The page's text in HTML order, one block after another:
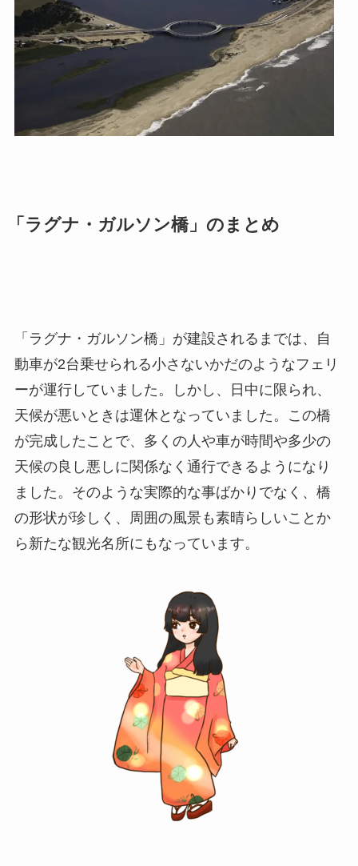
「ラグナ・ガルソン橋」のまとめ
「ラグナ・ガルソン橋」が建設されるまでは、自
動車が2台乗せられる小さないかだのようなフェリ
ーが運行していました。しかし、日中に限られ、
天候が悪いときは運休となっていました。この橋
が完成したことで、多くの人や車が時間や多少の
天候の良し悪しに関係なく通行できるようになり
ました。そのような実際的な事ばかりでなく、橋
の形状が珍しく、周囲の風景も素晴らしいことか
ら新たな観光名所にもなっています。